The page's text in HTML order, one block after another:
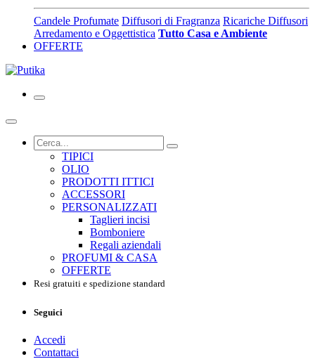
Candele Profumate Diffusori di Fragranza Ricariche Diffusori
Arredamento e Oggettistica Tutto Casa e Ambiente
OFFERTE
TIPICI
OLIO
PRODOTTI ITTICI
ACCESSORI
PERSONALIZZATI
Taglieri incisi
Bomboniere
Regali aziendali
PROFUMI & CASA
OFFERTE
Resi gratuiti e spedizione standard
Seguici
Accedi
Contattaci